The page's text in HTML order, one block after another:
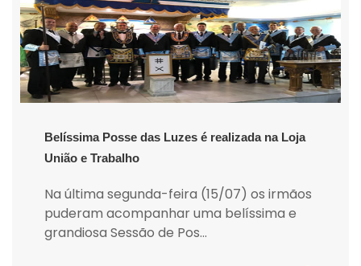
Belíssima Posse das Luzes é realizada na Loja
União e Trabalho
Na última segunda-feira (15/07) os irmãos
puderam acompanhar uma belíssima e
grandiosa Sessão de Pos...